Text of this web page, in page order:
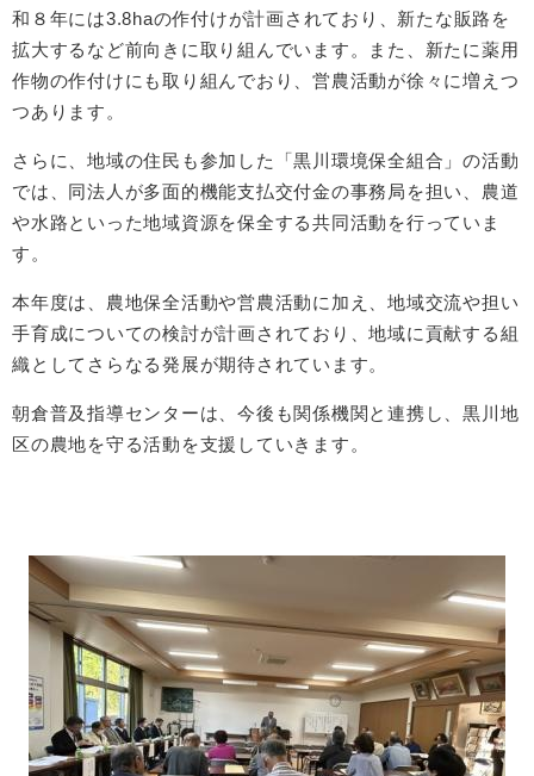
和８年には3.8haの作付けが計画されており、新たな販路を
拡大するなど前向きに取り組んでいます。また、新たに薬用
作物の作付けにも取り組んでおり、営農活動が徐々に増えつ
つあります。
さらに、地域の住民も参加した「黒川環境保全組合」の活動
では、同法人が多面的機能支払交付金の事務局を担い、農道
や水路といった地域資源を保全する共同活動を行っていま
す。
本年度は、農地保全活動や営農活動に加え、地域交流や担い
手育成についての検討が計画されており、地域に貢献する組
織としてさらなる発展が期待されています。
朝倉普及指導センターは、今後も関係機関と連携し、黒川地
区の農地を守る活動を支援していきます。